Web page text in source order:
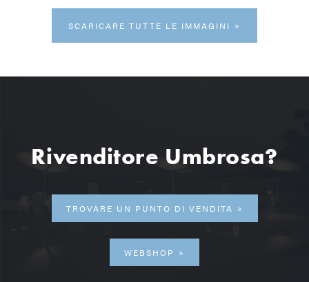
SCARICARE TUTTE LE IMMAGINI
Rivenditore Umbrosa?
TROVARE UN PUNTO DI VENDITA
WEBSHOP